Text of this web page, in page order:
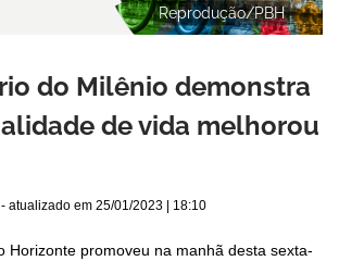
Reprodução/PBH
do Milênio demonstra
de vida melhorou
- atualizado em 25/01/2023 | 18:10
Horizonte promoveu na manhã desta sexta-